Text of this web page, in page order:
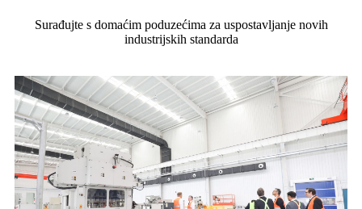
Surađujte s domaćim poduzećima za uspostavljanje novih
industrijskih standarda